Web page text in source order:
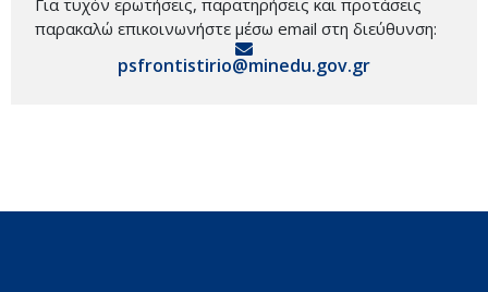
παρακαλώ επικοινωνήστε μέσω email στη διεύθυνση:
psfrontistirio@minedu.gov.gr